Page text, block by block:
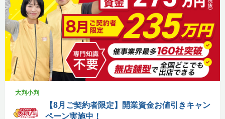
大判小判
【8月ご契約者限定】開業資金お値引きキャン
ペーン実施中！